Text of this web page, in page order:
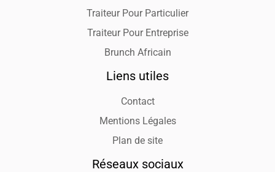
Traiteur Pour Particulier
Traiteur Pour Entreprise
Brunch Africain
Liens utiles
Contact
Mentions Légales
Plan de site
Réseaux sociaux